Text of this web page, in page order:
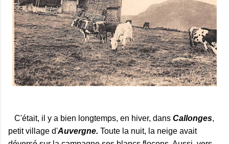
C'était, il y a bien longtemps, en hiver, dans Callonges,
petit village d'Auvergne. Toute la nuit, la neige avait